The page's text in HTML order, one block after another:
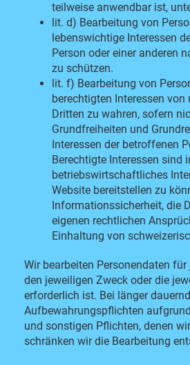
teilweise anwendbar ist,
lit. d) Bearbeitung von
lebenswichtige Interessen
Person oder einer anderen
zu schützen.
lit. f) Bearbeitung von
berechtigten Interessen von
Dritten zu wahren, sofern
Grundfreiheiten und
Interessen der betroffenen
Berechtigte Interessen sind
betriebswirtschaftliches
Website bereitstellen zu
Informationssicherheit, die
eigenen rechtlichen
Einhaltung von
Wir bearbeiten Personendaten für
den jeweiligen Zweck oder die
erforderlich ist. Bei länger
Aufbewahrungspflichten
und sonstigen Pflichten, denen
schränken wir die Bearbeitung